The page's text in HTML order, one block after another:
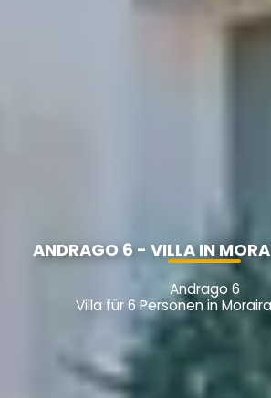
ANDRAGO 6 - VILLA IN
Andrago 6
Villa für 6 Personen in